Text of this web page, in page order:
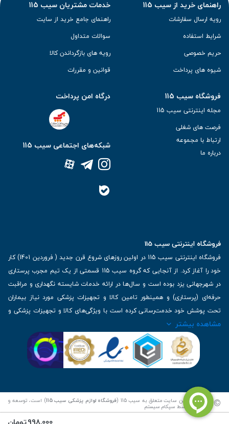
راهنمای خرید از سیب 115
رویه ارسال سفارشات
شرایط استفاده
حریم خصوصی
شیوه های پرداخت
خدمات مشتریان سیب 115
راهنمای جامع خرید از سایت
سوالات متداول
رویه های بازگرداندن کالا
قوانین و مقررات
فروشگاه سیب 115
مجله اینترنتی سیب 115
فرصت های شغلی
ارتباط با مجموعه
درباره ما
درگاه امن پرداخت
شبکه‌های اجتماعی سیب 115
فروشگاه اینترنتی سیب 115
فروشگاه اینترنتی سیب 115 در اولین روزهای شروع قرن جدید ( فروردین 1401) کار
خود را آغاز کرد. از آنجایی که گروه سیب 115 قسمتی از یک تیم مجرب پرستاری
در شهرجهانی یزد بوده است و سال‌ها در ارائه خدمات شایسته نگهداری و مراقبت
حرفه‌ای (پرستاری) و همینطور تامین کالا و تجهیزات پزشکی مورد نیاز بیماران
تحت پوشش خود خدمت‌رسانی کرده است با ویژگی‌های کالا و تجهیزات پزشکی و
برترین برندهای موجود در بازار اطلاعات بسیار ارزشمندی را دارا می‌باشد
| تلفن تماس : 36333383-035 | ایمیل: Info@Sib115.com
مشاهده بیشتر
© کلیه حقوق این سایت متعلق به سیب 115 ( فروشگاه لوازم پزشکی سیب 115 ) است، توسعه و
کدنویسی توسط سپکام سیستم